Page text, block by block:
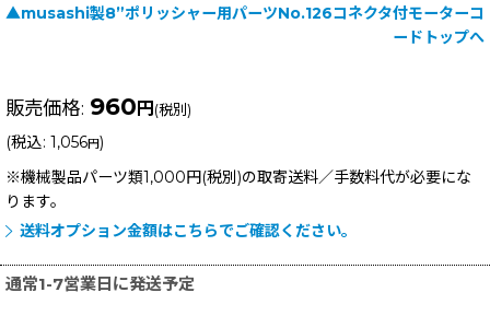
▲musashi製8”ポリッシャー用パーツNo.126コネクタ付モーターコ
ードトップへ
販売価格: 960 円 (税別)
(税込: 1,056円)
※機械製品パーツ類1,000円(税別)の取寄送料／手数料代が必要にな
ります。
送料オプション金額はこちらでご確認ください。
通常1-7営業日に発送予定